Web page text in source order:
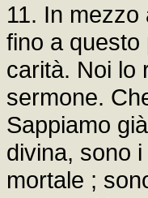
11. In
fino a
carità. Noi lo
sermone.
Sappiamo
divina, sono
mortale ;